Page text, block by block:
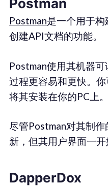
Postman
Postman是一个用于
创建API文档的功能。
Postman使用其机器
过程更容易和更快。
将其安装在你的PC上。
尽管Postman对其制
新，但其用户界面一开
DapperDox